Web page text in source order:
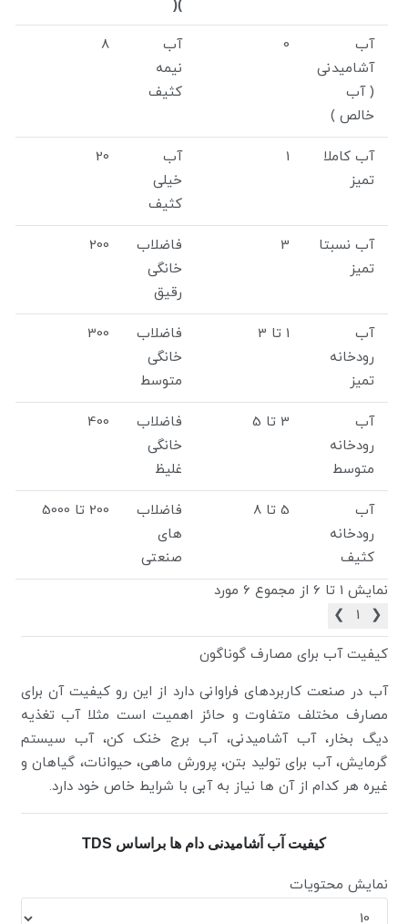
)(
آب
آشامیدنی
( آب
خالص )
0
آب
نیمه
کثیف
8
آب کاملا
تمیز
1
آب
خیلی
کثیف
20
آب نسبتا
تمیز
3
فاضلاب
خانگی
رقیق
200
آب
رودخانه
تمیز
1 تا 3
فاضلاب
خانگی
متوسط
300
آب
رودخانه
متوسط
3 تا 5
فاضلاب
خانگی
غلیظ
400
آب
رودخانه
کثیف
5 تا 8
فاضلاب
های
صنعتی
200 تا 5000
نمایش 1 تا 6 از مجموع 6 مورد
❮
1
❯
کیفیت آب برای مصارف گوناگون
آب در صنعت کاربردهای فراوانی دارد از این رو کیفیت آن برای
مصارف مختلف متفاوت و حائز اهمیت است مثلا آب تغذیه
دیگ بخار، آب آشامیدنی، آب برج خنک کن، آب سیستم
گرمایش، آب برای تولید بتن، پرورش ماهی، حیوانات، گیاهان و
غیره هر کدام از آن ها نیاز به آبی با شرایط خاص خود دارد.
کیفیت آب آشامیدنی دام ها براساس TDS
نمایش محتویات